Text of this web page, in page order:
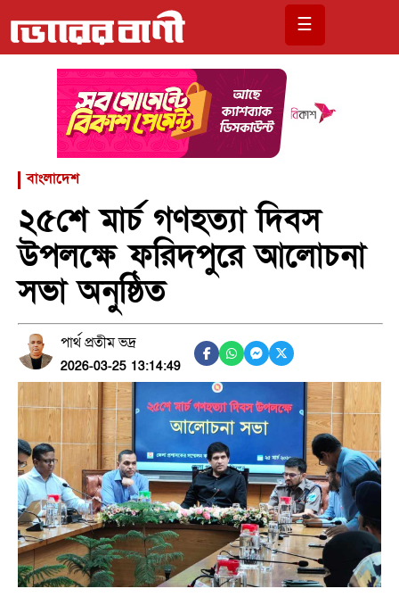
☰
বাংলাদেশ
২৫শে মার্চ গণহত্যা দিবস
উপলক্ষে ফরিদপুরে আলোচনা
সভা অনুষ্ঠিত
পার্থ প্রতীম ভদ্র
2026-03-25 13:14:49